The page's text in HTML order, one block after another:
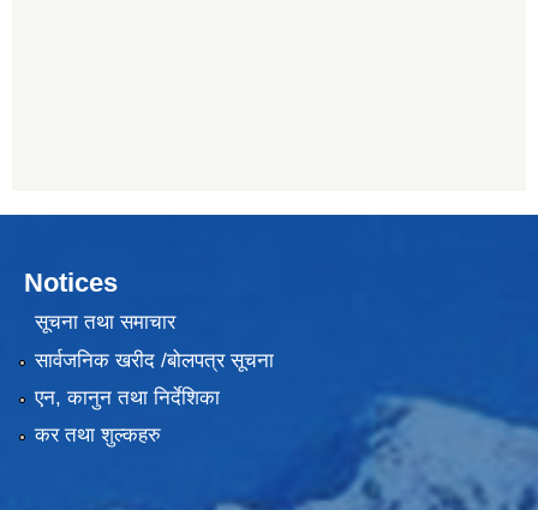
Notices
सूचना तथा समाचार
सार्वजनिक खरीद /बोलपत्र सूचना
एन, कानुन तथा निर्देशिका
कर तथा शुल्कहरु